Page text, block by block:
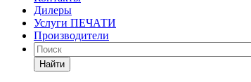
Дилеры
Услуги ПЕЧАТИ
Производители
Найти